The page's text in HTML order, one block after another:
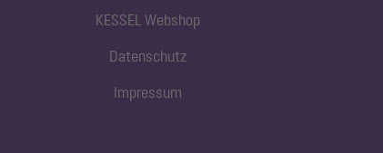
KESSEL Webshop
Datenschutz
Impressum